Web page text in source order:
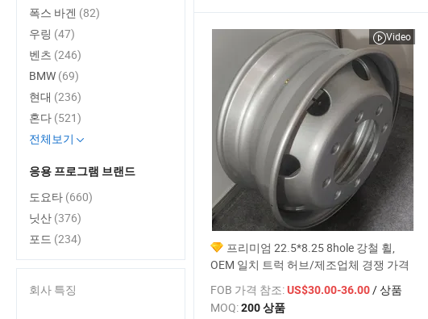
Video
프리미엄 22.5*8.25 8hole 강철 휠,
OEM 일치 트럭 허브/제조업체 경쟁 가격
FOB 가격 참조:US$30.00-36.00/ 상품
MOQ:200 상품
폭스 바겐 (82)
우링 (47)
벤츠 (246)
BMW (69)
현대 (236)
혼다 (521)
전체보기
응용 프로그램 브랜드
도요타 (660)
닛산 (376)
포드 (234)
회사 특징